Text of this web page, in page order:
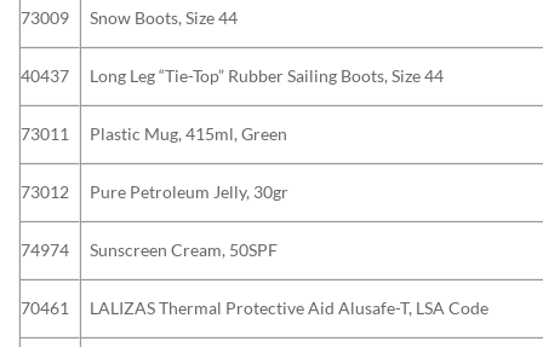
73009 Snow Boots, Size 44
40437 Long Leg “Tie-Top” Rubber Sailing Boots, Size 44
73011 Plastic Mug, 415ml, Green
73012 Pure Petroleum Jelly, 30gr
74974 Sunscreen Cream, 50SPF
70461 LALIZAS Thermal Protective Aid Alusafe-T, LSA Code